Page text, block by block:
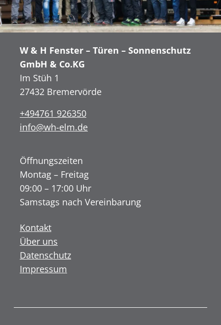
W & H Fenster – Türen – Sonnenschutz
GmbH & Co.KG
Im Stüh 1
27432 Bremervörde
+494761 926350
info@wh-elm.de
Öffnungszeiten
Montag – Freitag
09:00 – 17:00 Uhr
Samstags nach Vereinbarung
Kontakt
Über uns
Datenschutz
Impressum